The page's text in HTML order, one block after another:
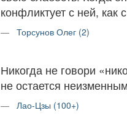
конфликтует с ней, как
Торсунов Олег (2)
Никогда не говори
не остается
Лао-Цзы (100+)